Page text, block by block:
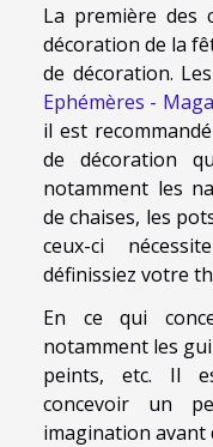
La première des
décoration de la
de décoration.
Ephémères -
il est
de décoration
notamment les
de chaises, les
ceux-ci
définissiez votre
En ce qui
notamment les
peints, etc. Il
concevoir un
imagination avant